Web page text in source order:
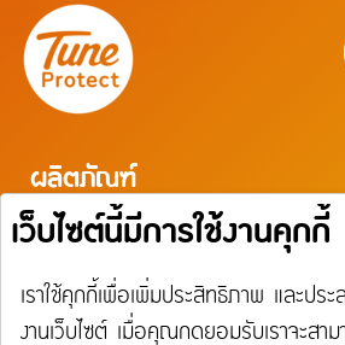
ผลิตภัณฑ์
ประกันภัยสำหรับบุคคล
ประกันภัยการเดินทาง
ประกันภัยสำหรับธุรกิจ
ประกันความเสี่ยงภัยทุกชนิดสำหรับงานรับเหมาก่อสร้าง/ติ
ประกันความเสี่ยงภัยทุกชนิดของอุตสาหกรรม
ความรับผิดต่อบุคคลภายนอก
บริการ
บริการ
Tune Care
Tune Connect
เรียกร้องสินไหม